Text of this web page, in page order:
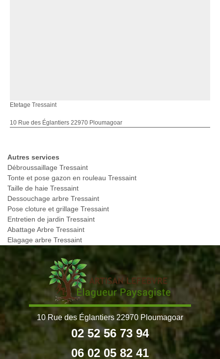
Etetage Tressaint
10 Rue des Églantiers 22970 Ploumagoar
Autres services
Débroussaillage Tressaint
Tonte et pose gazon en rouleau Tressaint
Taille de haie Tressaint
Dessouchage arbre Tressaint
Pose cloture et grillage Tressaint
Entretien de jardin Tressaint
Abattage Arbre Tressaint
Elagage arbre Tressaint
10 Rue des Églantiers 22970 Ploumagoar
02 52 56 73 94
06 02 05 82 41